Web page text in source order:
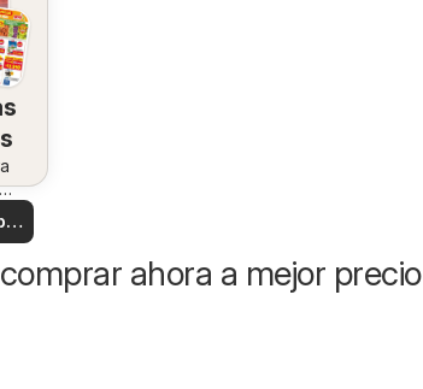
ahora a mejor precio